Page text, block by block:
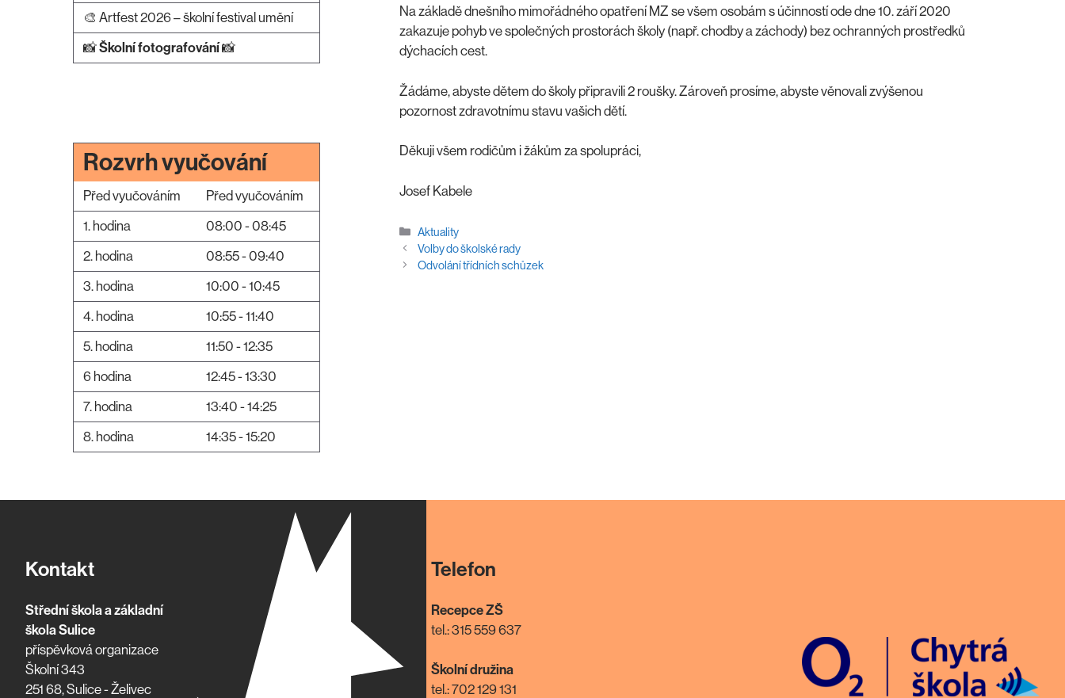
Na základě dnešního mimořádného opatření MZ se všem osobám s účinností ode dne 10. září 2020
zakazuje pohyb ve společných prostorách školy (např. chodby a záchody) bez ochranných prostředků
dýchacích cest.
Žádáme, abyste dětem do školy připravili 2 roušky. Zároveň prosíme, abyste věnovali zvýšenou
pozornost zdravotnímu stavu vašich dětí.
Děkuji všem rodičům i žákům za spolupráci,
Josef Kabele
Rubriky
Aktuality
Volby do školské rady
Odvolání třídních schůzek
🎨 Artfest 2026 – školní festival umění
📸Školní fotografování📸
Rozvrh vyučování
Před vyučováním
Před vyučováním
1. hodina
08:00 - 08:45
2. hodina
08:55 - 09:40
3. hodina
10:00 - 10:45
4. hodina
10:55 - 11:40
5. hodina
11:50 - 12:35
6 hodina
12:45 - 13:30
7. hodina
13:40 - 14:25
8. hodina
14:35 - 15:20
Kontakt
Střední škola a základní
škola Sulice
příspěvková organizace
Školní 343
251 68, Sulice - Želivec
Telefon
Recepce ZŠ
tel.: 315 559 637
Školní družina
tel.: 702 129 131